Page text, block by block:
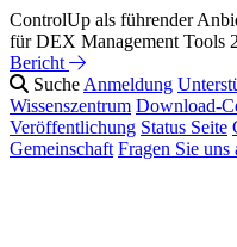
ControlUp als führender
für DEX Management Tools
Bericht
Suche Anmeldung
Wissenszentrum Download-
Veröffentlichung Status Seite
Gemeinschaft Fragen Sie uns